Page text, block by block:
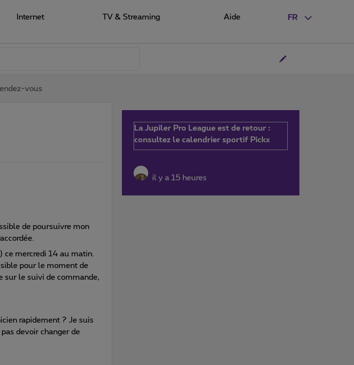
FR
Internet TV & Streaming Aide
vous
de poursuivre mon
ce mercredi 14 au matin.
pour le moment de
sur le suivi de commande,
rapidement ? Je suis
devoir changer de
La Jupiler Pro League est de retour :
consultez le calendrier sportif Pickx
il y a 15 heures